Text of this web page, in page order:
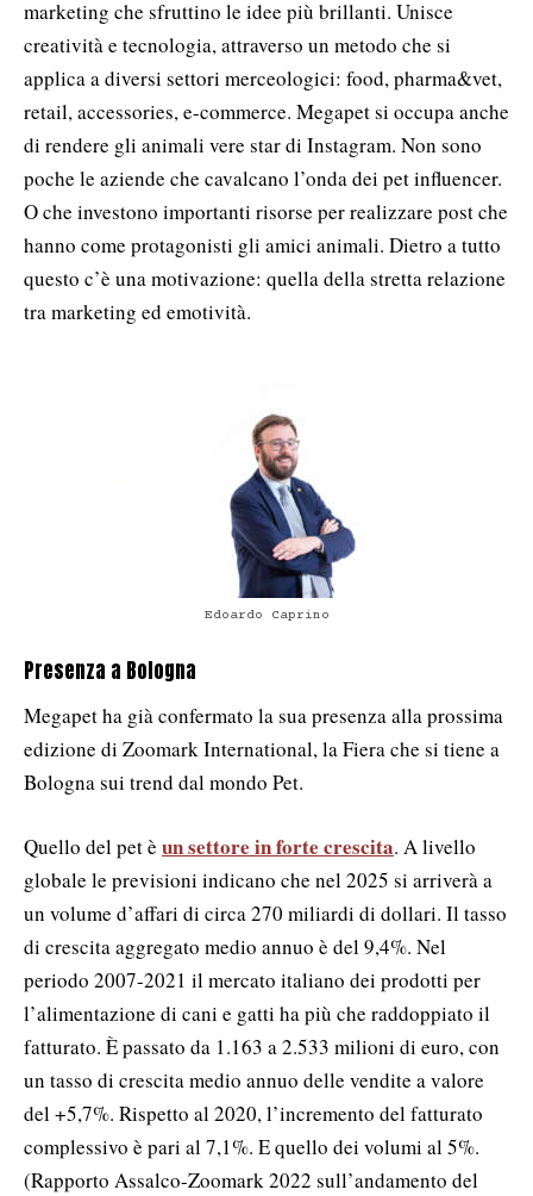
marketing che sfruttino le idee più brillanti. Unisce
creatività e tecnologia, attraverso un metodo che si
applica a diversi settori merceologici: food, pharma&vet,
retail, accessories, e-commerce. Megapet si occupa anche
di rendere gli animali vere star di Instagram. Non sono
poche le aziende che cavalcano l’onda dei pet influencer.
O che investono importanti risorse per realizzare post che
hanno come protagonisti gli amici animali. Dietro a tutto
questo c’è una motivazione: quella della stretta relazione
tra marketing ed emotività.
Edoardo Caprino
Presenza a Bologna
Megapet ha già confermato la sua presenza alla prossima
edizione di Zoomark International, la Fiera che si tiene a
Bologna sui trend dal mondo Pet.
Quello del pet è un settore in forte crescita. A livello
globale le previsioni indicano che nel 2025 si arriverà a
un volume d’affari di circa 270 miliardi di dollari. Il tasso
di crescita aggregato medio annuo è del 9,4%. Nel
periodo 2007-2021 il mercato italiano dei prodotti per
l’alimentazione di cani e gatti ha più che raddoppiato il
fatturato. È passato da 1.163 a 2.533 milioni di euro, con
un tasso di crescita medio annuo delle vendite a valore
del +5,7%. Rispetto al 2020, l’incremento del fatturato
complessivo è pari al 7,1%. E quello dei volumi al 5%.
(Rapporto Assalco-Zoomark 2022 sull’andamento del